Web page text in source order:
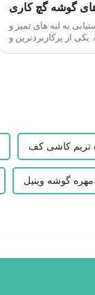
به لبه های تمیز و
صاف و محافظت از گوشه های ظریف از آسیب ضروری است. یکی از پرکاربردترین و
تریم کاشی کف
مهره گوشه وینیل